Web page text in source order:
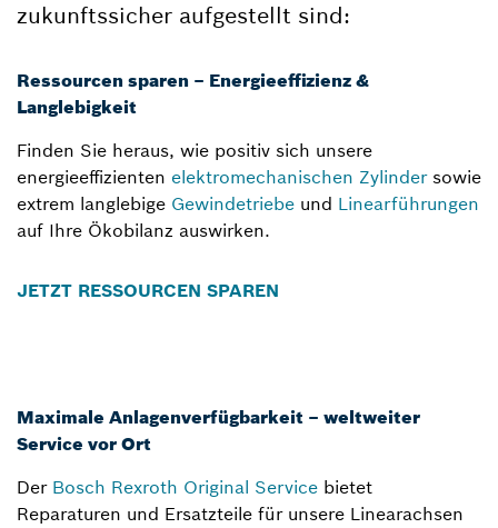
zukunftssicher aufgestellt sind:
Ressourcen sparen – Energieeffizienz &
Langlebigkeit
Finden Sie heraus, wie positiv sich unsere
energieeffizienten elektromechanischen Zylindersowie
extrem langlebige Gewindetriebe und Linearführungen
auf Ihre Ökobilanz auswirken.
JETZT RESSOURCEN SPAREN
Maximale Anlagenverfügbarkeit – weltweiter
Service vor Ort
Der Bosch Rexroth Original Service bietet
Reparaturen und Ersatzteile für unsere Linearachsen